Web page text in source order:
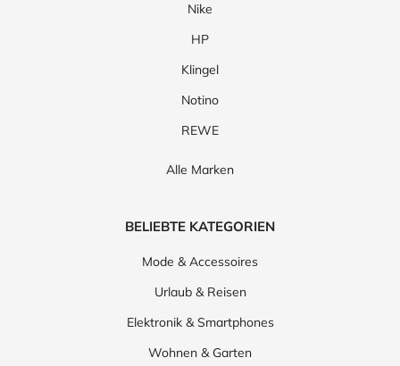
Nike
HP
Klingel
Notino
REWE
Alle Marken
BELIEBTE KATEGORIEN
Mode & Accessoires
Urlaub & Reisen
Elektronik & Smartphones
Wohnen & Garten